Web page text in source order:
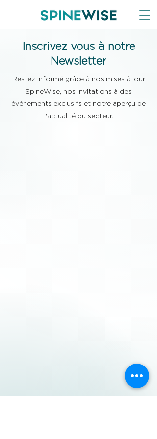
Inscrivez vous à notre
Newsletter
Restez informé grâce à nos mises à jour
SpineWise, nos invitations à des
événements exclusifs et notre aperçu de
l'actualité du secteur.